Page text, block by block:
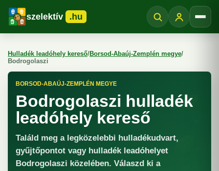
szelektív .hu
Hulladék leadóhely kereső/Borsod-Abaúj-Zemplén megye/
Bodrogolaszi
BORSOD-ABAÚJ-ZEMPLÉN MEGYE
Bodrogolaszi hulladék
leadóhely kereső
Találd meg a legközelebbi hulladékudvart,
gyűjtőpontot vagy hulladék leadóhelyet
Bodrogolaszi közelében. Válaszd ki a